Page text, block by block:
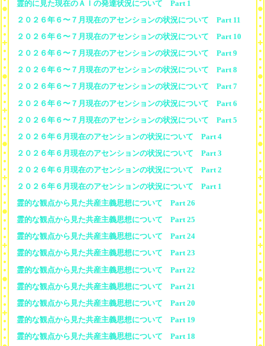
霊的に見た現在のＡＩの発達状況について Part 1
２０２６年６〜７月現在のアセンションの状況について Part 11
２０２６年６〜７月現在のアセンションの状況について Part 10
２０２６年６〜７月現在のアセンションの状況について Part 9
２０２６年６〜７月現在のアセンションの状況について Part 8
２０２６年６〜７月現在のアセンションの状況について Part 7
２０２６年６〜７月現在のアセンションの状況について Part 6
２０２６年６〜７月現在のアセンションの状況について Part 5
２０２６年６月現在のアセンションの状況について Part 4
２０２６年６月現在のアセンションの状況について Part 3
２０２６年６月現在のアセンションの状況について Part 2
２０２６年６月現在のアセンションの状況について Part 1
霊的な観点から見た共産主義思想について Part 26
霊的な観点から見た共産主義思想について Part 25
霊的な観点から見た共産主義思想について Part 24
霊的な観点から見た共産主義思想について Part 23
霊的な観点から見た共産主義思想について Part 22
霊的な観点から見た共産主義思想について Part 21
霊的な観点から見た共産主義思想について Part 20
霊的な観点から見た共産主義思想について Part 19
霊的な観点から見た共産主義思想について Part 18